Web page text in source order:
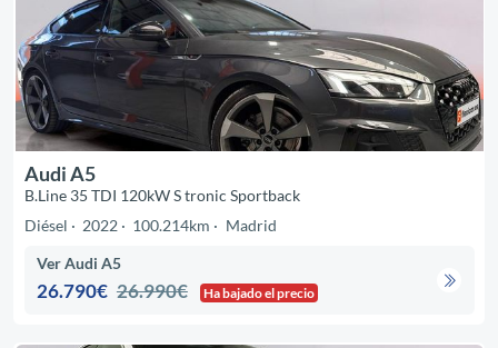
Audi A5
B.Line 35 TDI 120kW S tronic Sportback
Diésel
2022 100.214km Madrid
Ver Audi A5
26.790€ 26.990€ Ha bajado el precio